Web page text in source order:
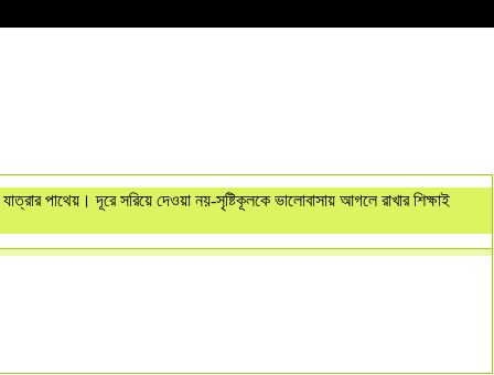
পাথেয়। দূরে সরিয়ে দেওয়া নয়-সৃষ্টিকূলকে ভালোবাসায় আগলে রাখার শিক্ষাই